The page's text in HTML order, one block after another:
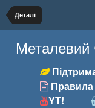
Деталі
Правила
YT!